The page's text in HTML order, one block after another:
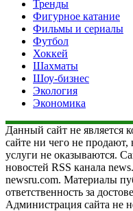
Тренды
Фигурное катание
Фильмы и сериалы
Футбол
Хоккей
Шахматы
Шоу-бизнес
Экология
Экономика
Данный сайт не является
сайте ни чего не
услуги не оказываются.
новостей RSS канала
newsru.com. Материалы
ответственность за
Администрация сайта не